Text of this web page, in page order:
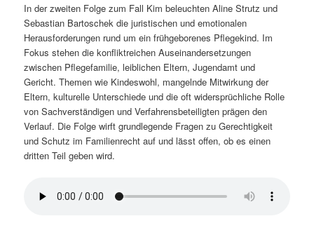
In der zweiten Folge zum Fall Kim beleuchten Aline Strutz und
Sebastian Bartoschek die juristischen und emotionalen
Herausforderungen rund um ein frühgeborenes Pflegekind. Im
Fokus stehen die konfliktreichen Auseinandersetzungen
zwischen Pflegefamilie, leiblichen Eltern, Jugendamt und
Gericht. Themen wie Kindeswohl, mangelnde Mitwirkung der
Eltern, kulturelle Unterschiede und die oft widersprüchliche Rolle
von Sachverständigen und Verfahrensbeteiligten prägen den
Verlauf. Die Folge wirft grundlegende Fragen zu Gerechtigkeit
und Schutz im Familienrecht auf und lässt offen, ob es einen
dritten Teil geben wird.